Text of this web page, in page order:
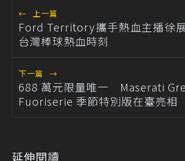
← 上一篇
Ford Territory攜手熱血主播徐
台灣棒球熱血時刻
下一篇 →
688 萬元限量唯一 Maserati
Fuoriserie 季節特別版在臺亮相
延伸閱讀